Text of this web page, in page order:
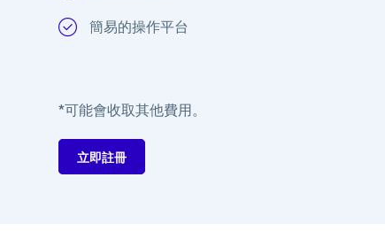
簡易的操作平台
*可能會收取其他費用。
立即註冊